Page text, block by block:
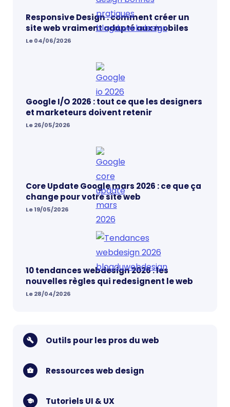
Responsive Design : comment créer un
site web vraiment adapté aux mobiles
Le 04/06/2026
Google I/O 2026 : tout ce que les designers
et marketeurs doivent retenir
Le 26/05/2026
Core Update Google mars 2026 : ce que ça
change pour votre site web
Le 19/05/2026
10 tendances webdesign 2026 : les
nouvelles règles qui redesignent le web
Le 28/04/2026
Outils pour les pros du web
Ressources web design
Tutoriels UI & UX